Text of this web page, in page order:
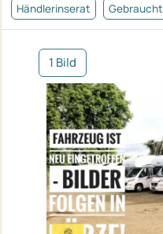
Händlerinserat Gebraucht
1 Bild